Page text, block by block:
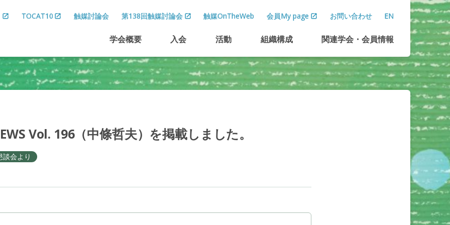
TOCAT10 触媒討論会 第138回触媒討論会 触媒OnTheWeb 会員My page お問い合わせ EN
学会概要 入会 活動 組織構成 関連学会 ・会員情報
Vol. 196（中條哲夫）を掲載しました。
談会より